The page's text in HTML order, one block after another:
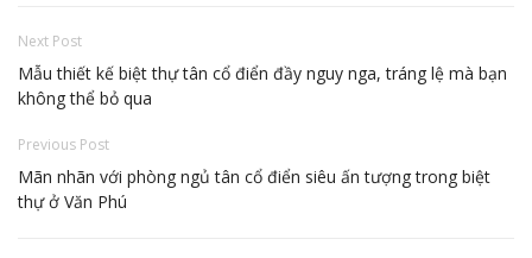
Next Post
Mẫu thiết kế biệt thự tân cổ điển đầy nguy nga, tráng lệ mà bạn
không thể bỏ qua
Previous Post
Mãn nhãn với phòng ngủ tân cổ điển siêu ấn tượng trong biệt
thự ở Văn Phú